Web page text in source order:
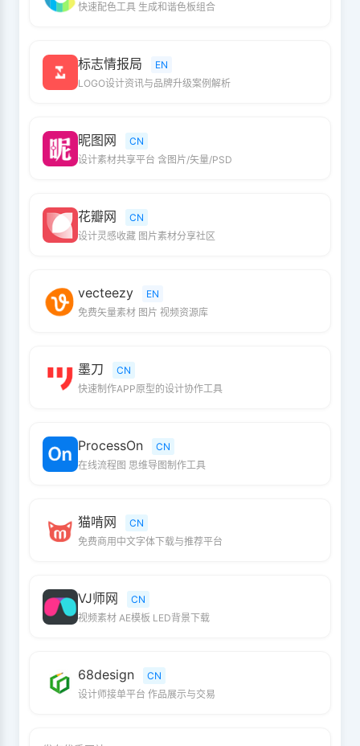
快速配色工具 生成和谐色板组合
标志情报局
EN
LOGO设计资讯与品牌升级案例解析
昵图网
CN
设计素材共享平台 含图片/矢量/PSD
花瓣网
CN
设计灵感收藏 图片素材分享社区
vecteezy
EN
免费矢量素材 图片 视频资源库
墨刀
CN
快速制作APP原型的设计协作工具
ProcessOn
CN
在线流程图 思维导图制作工具
猫啃网
CN
免费商用中文字体下载与推荐平台
VJ师网
CN
视频素材 AE模板 LED背景下载
68design
CN
设计师接单平台 作品展示与交易